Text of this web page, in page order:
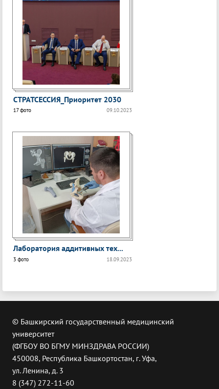
СТРАТСЕССИЯ_Приоритет 2030
09.10.2023
17 фото
Лаборатория аддитивных тех...
18.09.2023
3 фото
© Башкирский государственный медицинский
университет
(ФГБОУ ВО БГМУ МИНЗДРАВА РОССИИ)
450008, Республика Башкортостан, г. Уфа,
ул. Ленина, д. 3
8 (347) 272-11-60